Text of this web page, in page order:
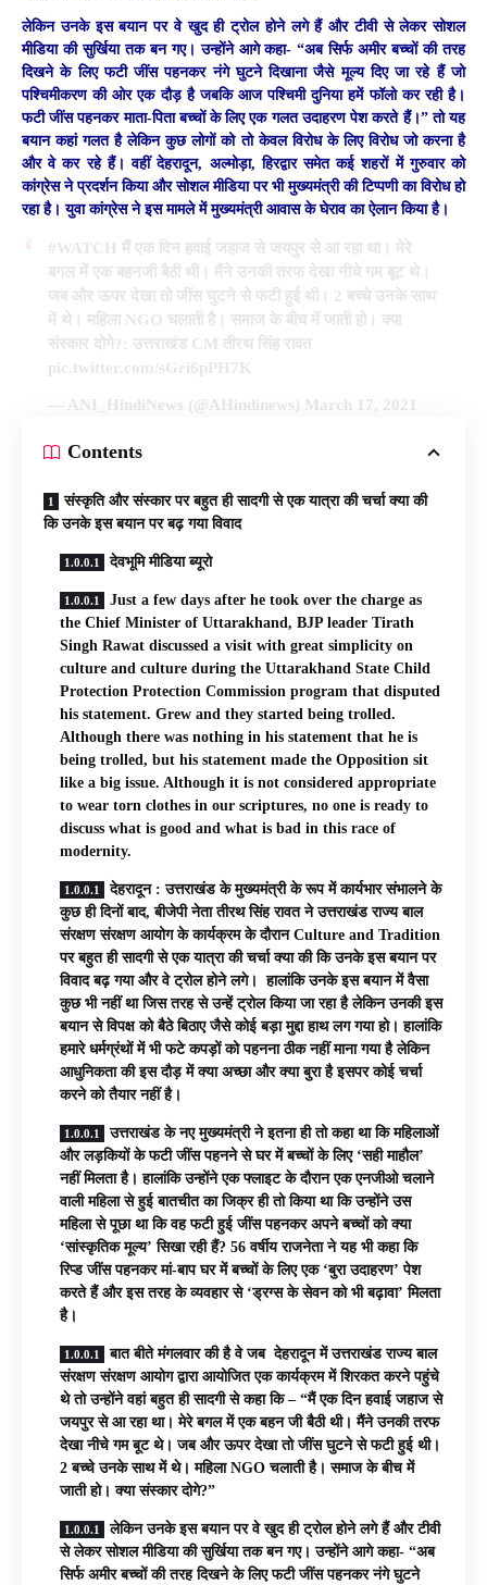
लेकिन उनके इस बयान पर वे खुद ही ट्रोल होने लगे हैं और टीवी से लेकर सोशल
मीडिया की सुर्खिया तक बन गए। उन्होंने आगे कहा- “अब सिर्फ अमीर बच्चों की तरह
दिखने के लिए फटी जींस पहनकर नंगे घुटने दिखाना जैसे मूल्य दिए जा रहे हैं जो
पश्चिमीकरण की ओर एक दौड़ है जबकि आज पश्चिमी दुनिया हमें फॉलो कर रही है।
फटी जींस पहनकर माता-पिता बच्चों के लिए एक गलत उदाहरण पेश करते हैं।” तो यह
बयान कहां गलत है लेकिन कुछ लोगों को तो केवल विरोध के लिए विरोध जो करना है
और वे कर रहे हैं। वहीं देहरादून, अल्मोड़ा, हिरद्वार समेत कई शहरों में गुरुवार को
कांग्रेस ने प्रदर्शन किया और सोशल मीडिया पर भी मुख्यमंत्री की टिप्पणी का विरोध हो
रहा है। युवा कांग्रेस ने इस मामले में मुख्यमंत्री आवास के घेराव का ऐलान किया है।
#WATCH मैं एक दिन हवाई जहाज से जयपुर से आ रहा था। मेरे
बगल में एक बहनजी बैठी थी। मैंने उनकी तरफ देखा नीचे गम बूट थे।
जब और ऊपर देखा तो जींस घुटने से फटी हुई थी। 2 बच्चे उनके साथ
में थे। महिला NGO चलाती है। समाज के बीच में जाती हो। क्या
संस्कार दोगे?: उत्तराखंड CM तीरथ सिंह रावत
pic.twitter.com/sGri6pPH7K
— ANI_HindiNews (@AHindinews) March 17, 2021
Contents
संस्कृति और संस्कार पर बहुत ही सादगी से एक यात्रा की चर्चा क्या की
कि उनके इस बयान पर बढ़ गया विवाद
देवभूमि मीडिया ब्यूरो
Just a few days after he took over the charge as
the Chief Minister of Uttarakhand, BJP leader Tirath
Singh Rawat discussed a visit with great simplicity on
culture and culture during the Uttarakhand State Child
Protection Protection Commission program that disputed
his statement. Grew and they started being trolled.
Although there was nothing in his statement that he is
being trolled, but his statement made the Opposition sit
like a big issue. Although it is not considered appropriate
to wear torn clothes in our scriptures, no one is ready to
discuss what is good and what is bad in this race of
modernity.
देहरादून : उत्तराखंड के मुख्यमंत्री के रूप में कार्यभार संभालने के
कुछ ही दिनों बाद, बीजेपी नेता तीरथ सिंह रावत ने उत्तराखंड राज्य बाल
संरक्षण संरक्षण आयोग के कार्यक्रम के दौरान Culture and Tradition
पर बहुत ही सादगी से एक यात्रा की चर्चा क्या की कि उनके इस बयान पर
विवाद बढ़ गया और वे ट्रोल होने लगे। हालांकि उनके इस बयान में वैसा
कुछ भी नहीं था जिस तरह से उन्हें ट्रोल किया जा रहा है लेकिन उनकी इस
बयान से विपक्ष को बैठे बिठाए जैसे कोई बड़ा मुद्दा हाथ लग गया हो। हालांकि
हमारे धर्मग्रंथों में भी फटे कपड़ों को पहनना ठीक नहीं माना गया है लेकिन
आधुनिकता की इस दौड़ में क्या अच्छा और क्या बुरा है इसपर कोई चर्चा
करने को तैयार नहीं है।
उत्तराखंड के नए मुख्यमंत्री ने इतना ही तो कहा था कि महिलाओं
और लड़कियों के फटी जींस पहनने से घर में बच्चों के लिए ‘सही माहौल’
नहीं मिलता है। हालांकि उन्होंने एक फ्लाइट के दौरान एक एनजीओ चलाने
वाली महिला से हुई बातचीत का जिक्र ही तो किया था कि उन्होंने उस
महिला से पूछा था कि वह फटी हुई जींस पहनकर अपने बच्चों को क्या
‘सांस्कृतिक मूल्य’ सिखा रही हैं? 56 वर्षीय राजनेता ने यह भी कहा कि
रिप्ड जींस पहनकर मां-बाप घर में बच्चों के लिए एक ‘बुरा उदाहरण’ पेश
करते हैं और इस तरह के व्यवहार से ‘ड्रग्स के सेवन को भी बढ़ावा’ मिलता
है।
बात बीते मंगलवार की है वे जब देहरादून में उत्तराखंड राज्य बाल
संरक्षण संरक्षण आयोग द्वारा आयोजित एक कार्यक्रम में शिरकत करने पहुंचे
थे तो उन्होंने वहां बहुत ही सादगी से कहा कि – “मैं एक दिन हवाई जहाज से
जयपुर से आ रहा था। मेरे बगल में एक बहन जी बैठी थी। मैंने उनकी तरफ
देखा नीचे गम बूट थे। जब और ऊपर देखा तो जींस घुटने से फटी हुई थी।
2 बच्चे उनके साथ में थे। महिला NGO चलाती है। समाज के बीच में
जाती हो। क्या संस्कार दोगे?”
लेकिन उनके इस बयान पर वे खुद ही ट्रोल होने लगे हैं और टीवी
से लेकर सोशल मीडिया की सुर्खिया तक बन गए। उन्होंने आगे कहा- “अब
सिर्फ अमीर बच्चों की तरह दिखने के लिए फटी जींस पहनकर नंगे घुटने